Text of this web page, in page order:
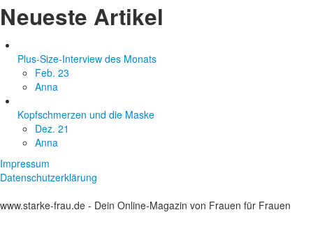
Neueste Artikel
Plus-Size-Interview des Monats
Feb. 23
Anna
Kopfschmerzen und die Maske
Dez. 21
Anna
Impressum
Datenschutzerklärung
www.starke-frau.de - Dein Online-Magazin von Frauen für Frauen